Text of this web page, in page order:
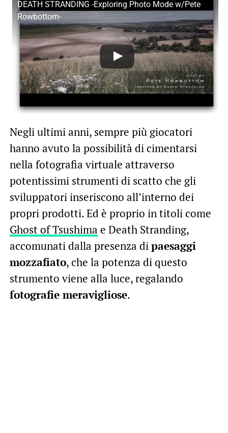
DEATH STRANDING -Exploring Photo Mode w/Pete
Rowbottom-
Negli ultimi anni, sempre più giocatori
hanno avuto la possibilità di cimentarsi
nella fotografia virtuale attraverso
potentissimi strumenti di scatto che gli
sviluppatori inseriscono all’interno dei
propri prodotti. Ed è proprio in titoli come
Ghost of Tsushima e Death Stranding,
accomunati dalla presenza dipaesaggi
mozzafiato, che la potenza di questo
strumento viene alla luce, regalando
fotografie meravigliose.